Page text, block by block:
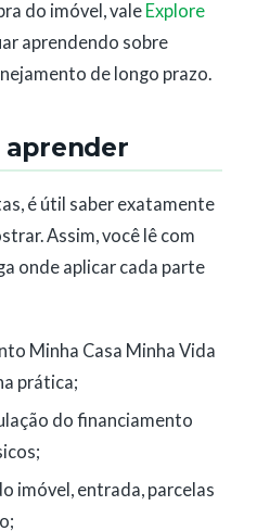
do imóvel, vale Explore
aprendendo sobre
de longo prazo.
aprender
é útil saber exatamente
Assim, você lê com
onde aplicar cada parte
Minha Casa Minha Vida
prática;
do financiamento
imóvel, entrada, parcelas